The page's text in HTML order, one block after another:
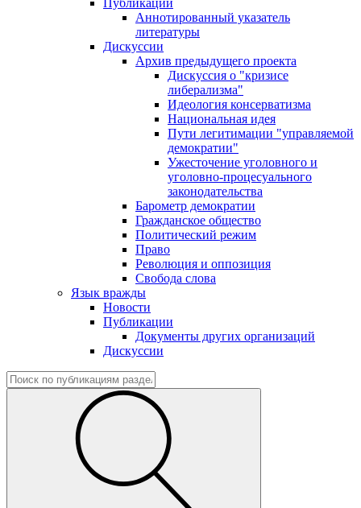
Публикации
Аннотированный указатель
литературы
Дискуссии
Архив предыдущего проекта
Дискуссия о "кризисе
либерализма"
Идеология консерватизма
Национальная идея
Пути легитимации "управляемой
демократии"
Ужесточение уголовного и
уголовно-процесуального
законодательства
Барометр демократии
Гражданское общество
Политический режим
Право
Революция и оппозиция
Свобода слова
Язык вражды
Новости
Публикации
Документы других организаций
Дискуссии